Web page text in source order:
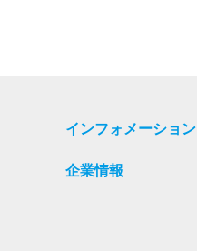
インフォメーション
企業情報